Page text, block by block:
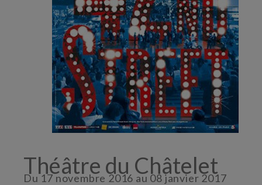
Théâtre du Châtelet
Du 17 novembre 2016 au 08 janvier 2017